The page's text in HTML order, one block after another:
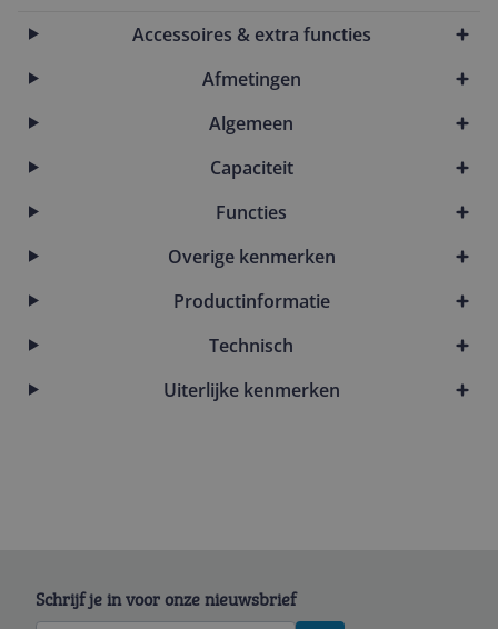
Accessoires & extra functies
Afmetingen
Algemeen
Capaciteit
Functies
Overige kenmerken
Productinformatie
Technisch
Uiterlijke kenmerken
Schrijf je in voor onze nieuwsbrief